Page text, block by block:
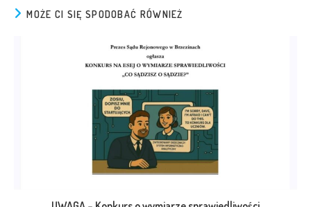
MOŻE CI SIĘ SPODOBAĆ RÓWNIEŻ